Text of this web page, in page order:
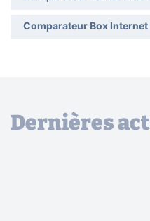
Comparateur Box Internet
Dernières